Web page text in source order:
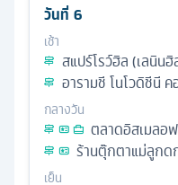
วันที่ 6
เช้า
สแปร์โรว์ฮิล (เลนิน
อารามชี โนโวดิชีนี
กลางวัน
ตลาดอิสเมลอ
ร้านตุ๊กตาแม่ลูกด
เย็น